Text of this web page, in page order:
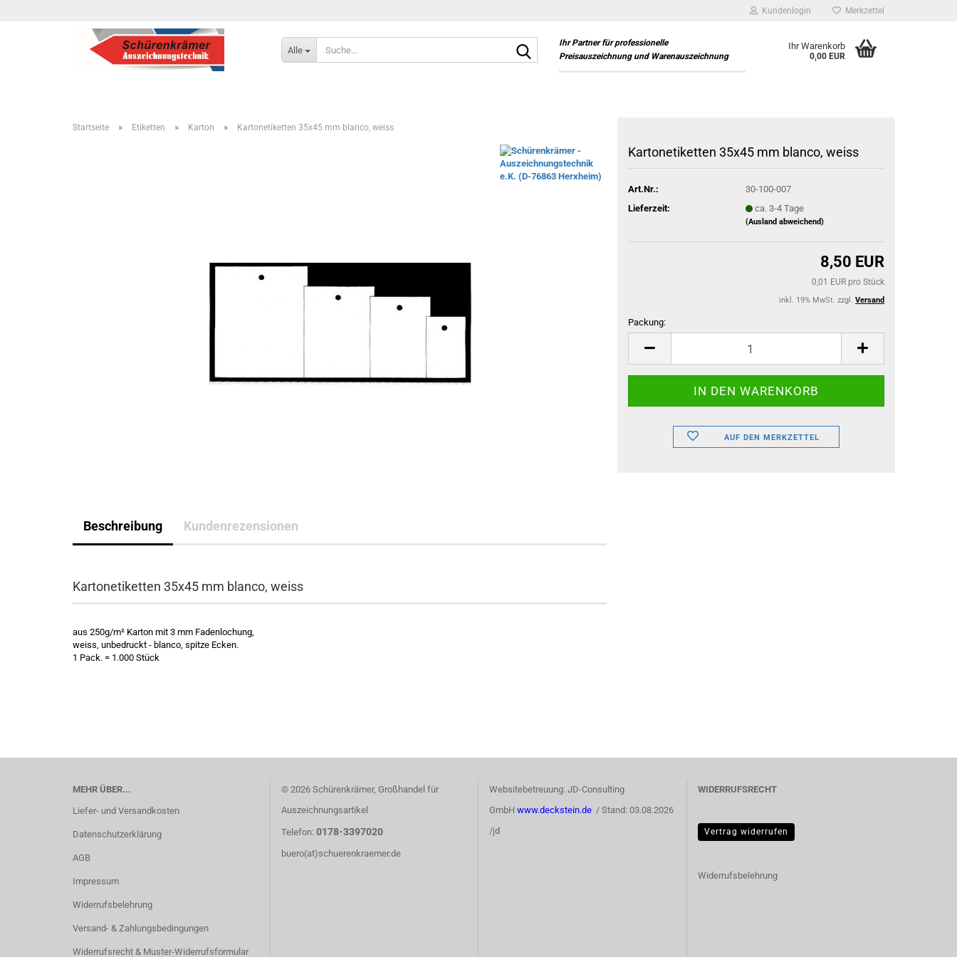
Kundenlogin Merkzettel
Alle
Suche...Ihr Partner für professionelle
Preisauszeichnung und Warenauszeichnung
Ihr Warenkorb
0,00 EUR
Startseite » Etiketten » Karton » Kartonetiketten 35x45 mm blanco, weiss
Kartonetiketten 35x45 mm blanco, weiss
Art.Nr.:
30-100-007
Lieferzeit:
ca. 3-4 Tage
(Ausland abweichend)
8,50 EUR
0,01 EUR pro Stück
inkl. 19% MwSt. zzgl. Versand
Packung:
Packung
AUF DEN MERKZETTEL
Beschreibung Kundenrezensionen
Kartonetiketten 35x45 mm blanco, weiss
aus 250g/m² Karton mit 3 mm Fadenlochung,
weiss, unbedruckt - blanco, spitze Ecken.
1 Pack. = 1.000 Stück
MEHR ÜBER...
Liefer- und Versandkosten
Datenschutzerklärung
AGB
Impressum
Widerrufsbelehrung
Versand- & Zahlungsbedingungen
Widerrufsrecht & Muster-Widerrufsformular
© 2026 Schürenkrämer, Großhandel für
Auszeichnungsartikel
Telefon: 0178-3397020
buero(at)schuerenkraemer.de
Websitebetreuung: JD-Consulting
GmbH www.deckstein.de / Stand: 03.08.2026
/jd
WIDERRUFSRECHT
Vertrag widerrufen
Widerrufsbelehrung